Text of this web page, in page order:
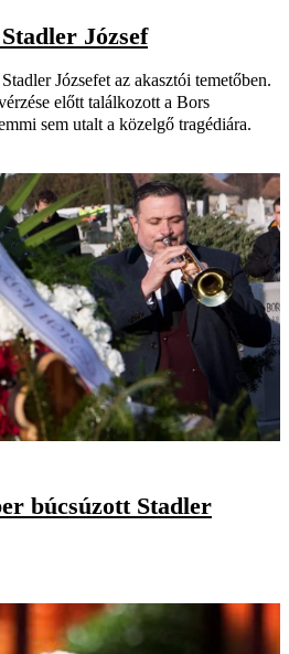
József
Józsefet az akasztói temetőben.
előtt találkozott a Bors
sem utalt a közelgő tragédiára.
búcsúzott Stadler